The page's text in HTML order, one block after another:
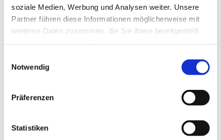
soziale Medien, Werbung und Analysen weiter. Unsere
Partner führen diese Informationen möglicherweise mit
weiteren Daten zusammen, die Sie ihnen bereitgestellt
Notwendig
Präferenzen
Statistiken